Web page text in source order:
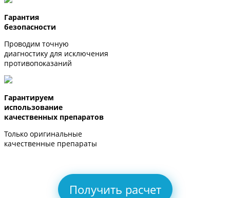
Гарантия
безопасности
Проводим точную
диагностику для исключения
противопоказаний
Гарантируем
использование
качественных препаратов
Только оригинальные
качественные препараты
Получить расчет